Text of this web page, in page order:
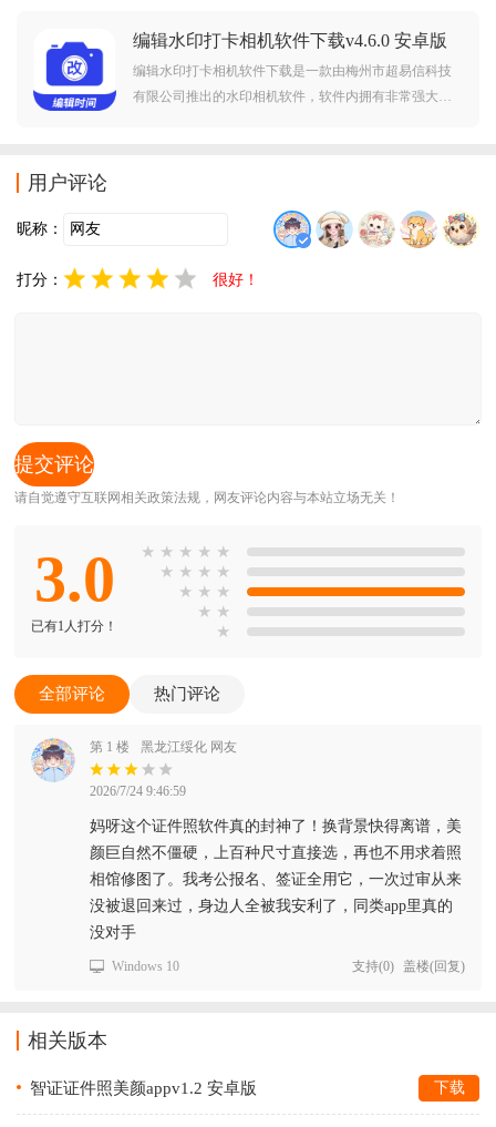
编辑水印打卡相机软件下载v4.6.0 安卓版
编辑水印打卡相机软件下载是一款由梅州市超易信科技
有限公司推出的水印相机软件，软件内拥有非常强大的
用户评论
昵称：
打分： 很好！
请自觉遵守互联网相关政策法规，网友评论内容与本站立场无关！
3.0
已有1人打分！
★ ★ ★ ★ ★
★ ★ ★ ★
★ ★ ★
★ ★
★
全部评论 热门评论
第 1 楼 黑龙江绥化 网友
2026/7/24 9:46:59
妈呀这个证件照软件真的封神了！换背景快得离谱，美
颜巨自然不僵硬，上百种尺寸直接选，再也不用求着照
相馆修图了。我考公报名、签证全用它，一次过审从来
没被退回来过，身边人全被我安利了，同类app里真的
没对手
Windows 10 支持(0) 盖楼(回复)
相关版本
智证证件照美颜appv1.2 安卓版 下载